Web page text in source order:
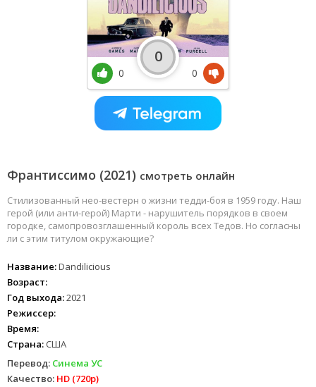
Франтиссимо (2021) смотреть онлайн
Стилизованный нео-вестерн о жизни тедди-боя в 1959 году. Наш
герой (или анти-герой) Марти - нарушитель порядков в своем
городке, самопровозглашенный король всех Тедов. Но согласны
ли с этим титулом окружающие?
Название:Dandilicious
Возраст:
Год выхода:2021
Режиссер:
Время:
Страна: США
Перевод: Синема УС
Качество: HD (720p)
0
0
0